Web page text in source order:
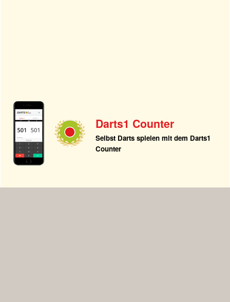
Darts1 Counter
Selbst Darts spielen mit dem Darts1
Counter